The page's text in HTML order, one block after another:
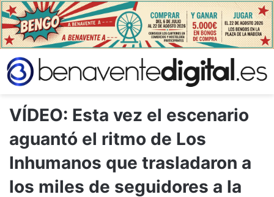
VÍDEO: Esta vez el escenario
aguantó el ritmo de Los
Inhumanos que trasladaron a
los miles de seguidores a la